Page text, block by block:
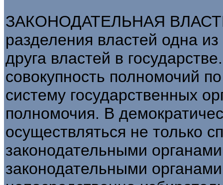
ЗАКОНОДАТЕЛЬНАЯ ВЛАСТЬ
разделения властей одна
друга властей в
совокупность полномочий
систему государственных
полномочия. В
осуществляться не только
законодательными
законодательными